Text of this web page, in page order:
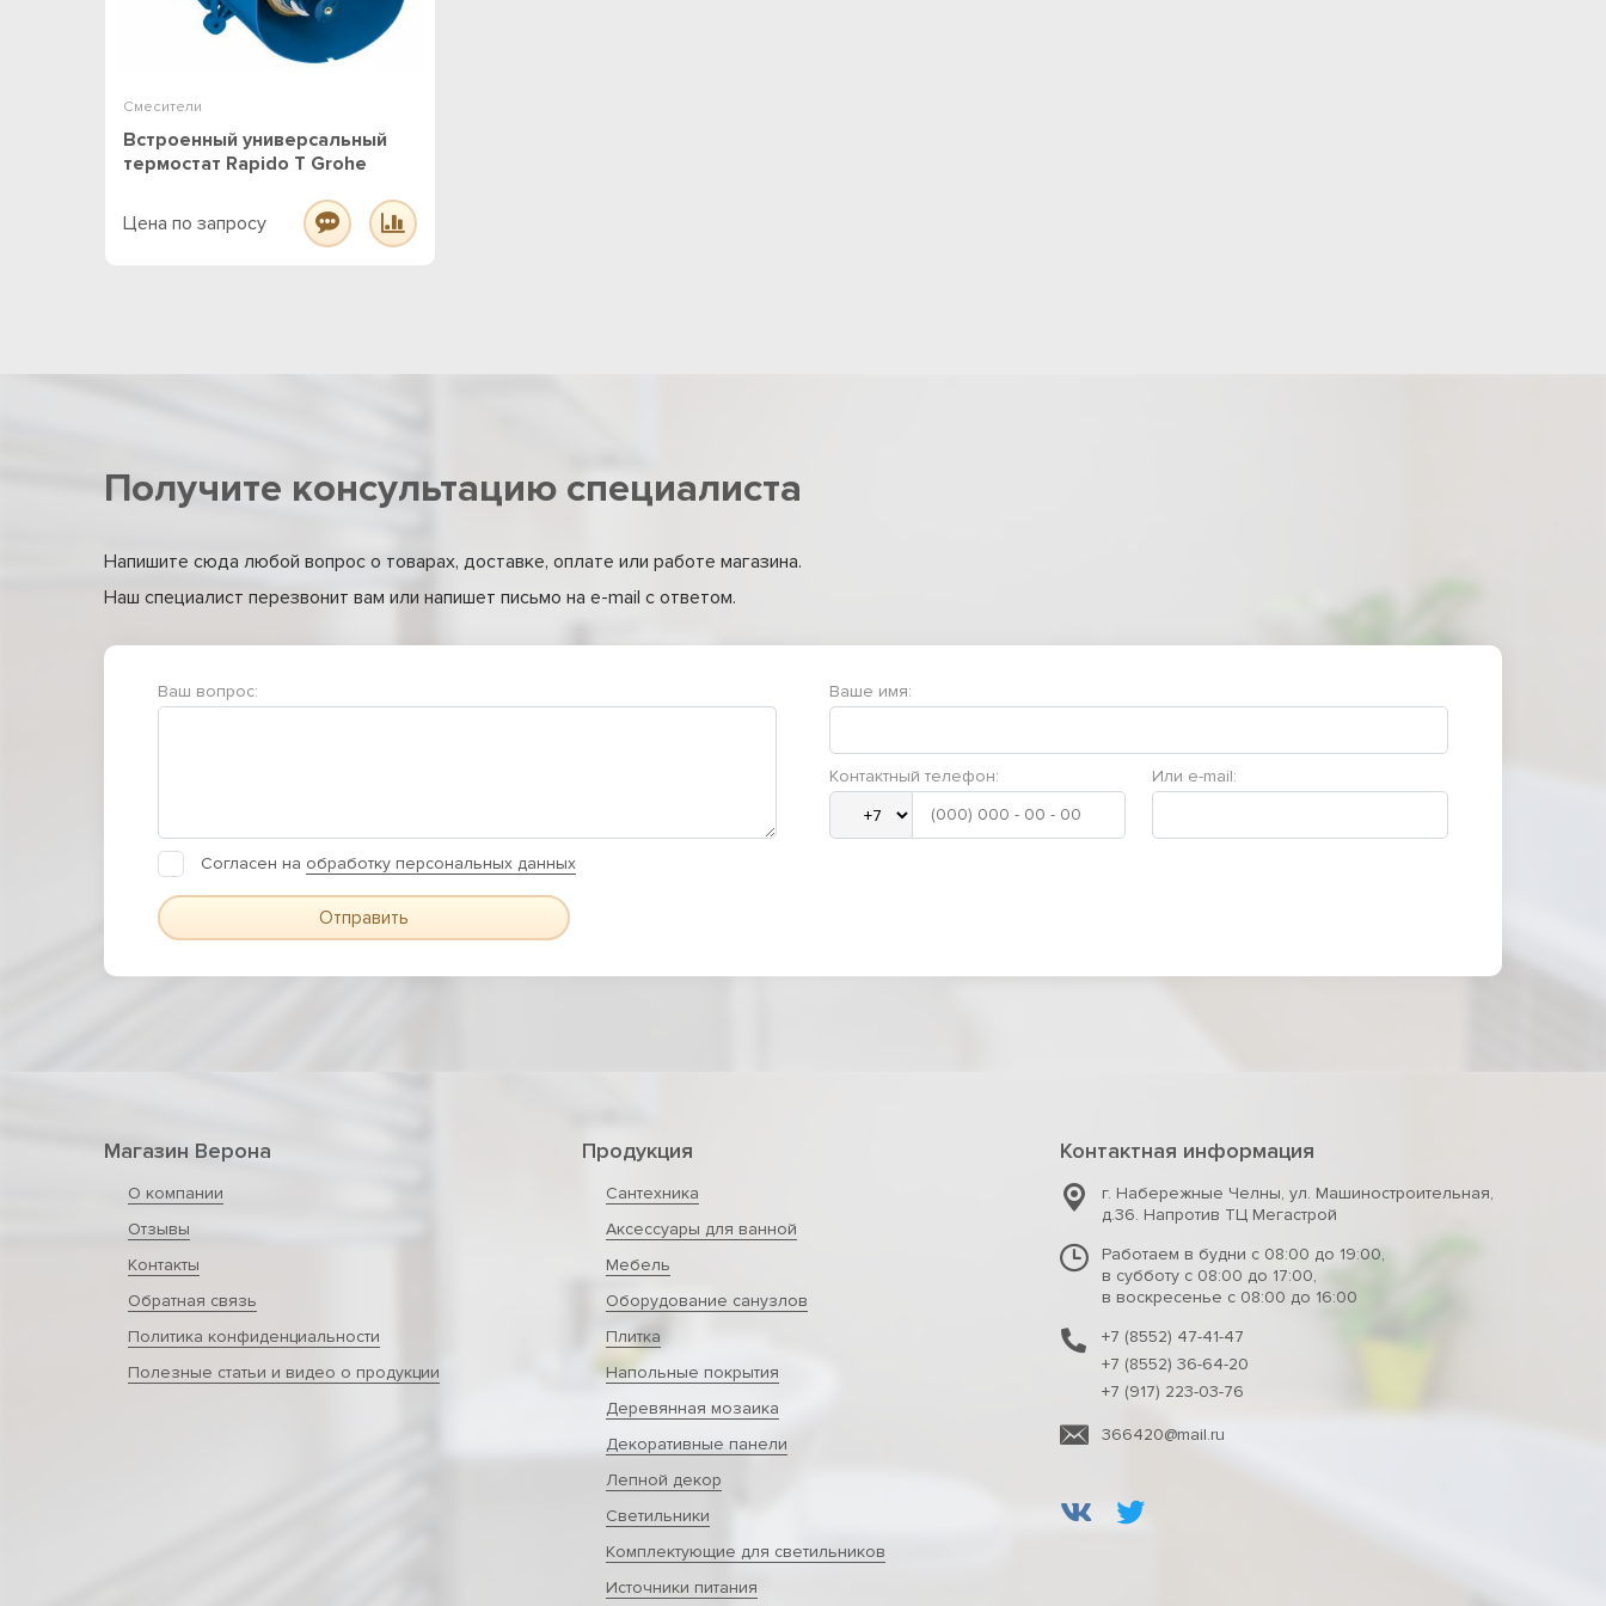
Смесители
Встроенный универсальный
термостат Rapido T Grohe
Цена по запросу
Получите консультацию специалиста
Напишите сюда любой вопрос о товарах, доставке, оплате или работе магазина.
Наш специалист перезвонит вам или напишет письмо на e-mail с ответом.
Ваш вопрос: Ваше имя:
Контактный телефон: Или e-mail:
Согласен на обработку персональных данных
Отправить
Магазин Верона
О компании
Отзывы
Контакты
Обратная связь
Политика конфиденциальности
Полезные статьи и видео о продукции
Продукция
Сантехника
Аксессуары для ванной
Мебель
Оборудование санузлов
Плитка
Напольные покрытия
Деревянная мозаика
Декоративные панели
Лепной декор
Светильники
Комплектующие для светильников
Источники питания
Контактная информация
г. Набережные Челны, ул. Машиностроительная,
д.36. Напротив ТЦ Мегастрой
Работаем в будни с 08:00 до 19:00,
в субботу с 08:00 до 17:00,
в воскресенье с 08:00 до 16:00
+7 (8552) 47-41-47
+7 (8552) 36-64-20
+7 (917) 223-03-76
366420@mail.ru